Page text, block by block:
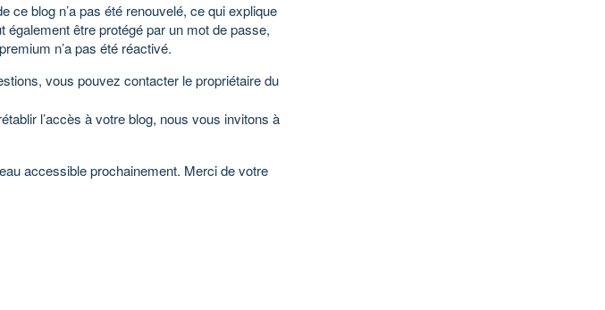
ce blog n’a pas été renouvelé, ce qui explique
être protégé par un mot de passe,
n’a pas été réactivé.
vous pouvez contacter le propriétaire du
l’accès à votre blog, nous vous invitons à
accessible prochainement. Merci de votre